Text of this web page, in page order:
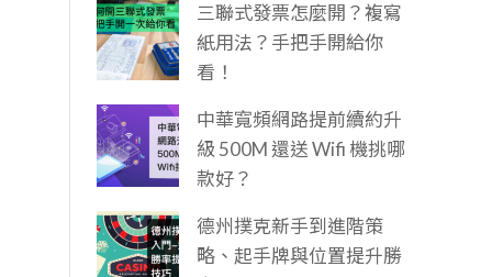
三聯式發票怎麼開？複寫
紙用法？手把手開給你
看！
中華寬頻網路提前續約升
級 500M 還送 Wifi 機挑哪
款好？
德州撲克新手到進階策
略、起手牌與位置提升勝